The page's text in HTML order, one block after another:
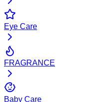
Eye Care
FRAGRANCE
Baby Care